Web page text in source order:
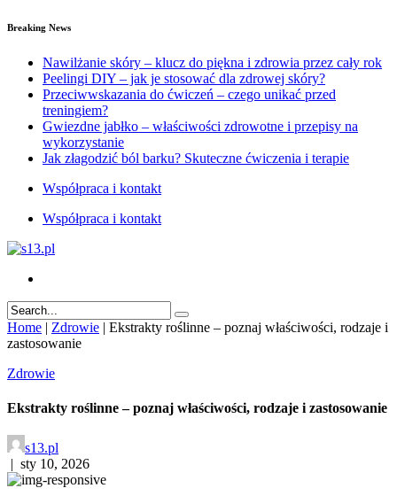
Breaking News
Nawilżanie skóry – klucz do piękna i zdrowia przez cały rok
Peelingi DIY – jak je stosować dla zdrowej skóry?
Przeciwwskazania do ćwiczeń – czego unikać przed
treningiem?
Gwiezdne jabłko – właściwości zdrowotne i przepisy na
wykorzystanie
Jak złagodzić ból barku? Skuteczne ćwiczenia i terapie
Współpraca i kontakt
Współpraca i kontakt
Home | Zdrowie | Ekstrakty roślinne – poznaj właściwości, rodzaje i
zastosowanie
Zdrowie
Ekstrakty roślinne – poznaj właściwości, rodzaje i zastosowanie
s13.pl
sty 10, 2026